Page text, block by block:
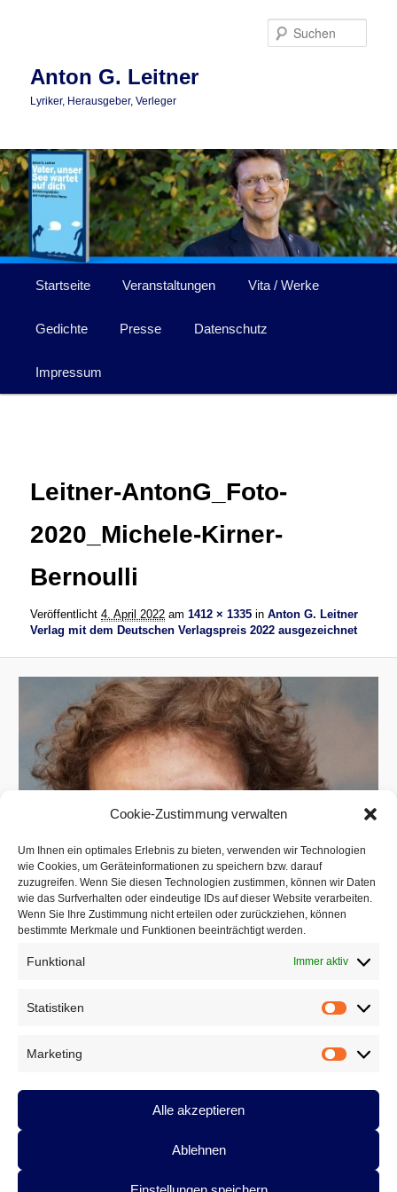
Cookie-Zustimmung verwalten
Um Ihnen ein optimales Erlebnis zu bieten, verwenden wir Technologien
wie Cookies, um Geräteinformationen zu speichern bzw. darauf
zuzugreifen. Wenn Sie diesen Technologien zustimmen, können wir Daten
wie das Surfverhalten oder eindeutige IDs auf dieser Website verarbeiten.
Wenn Sie Ihre Zustimmung nicht erteilen oder zurückziehen, können
bestimmte Merkmale und Funktionen beeinträchtigt werden.
Funktional Immer aktiv
Statistiken
Marketing
Marketing
Alle akzeptieren
Ablehnen
Anton G. Leitner
Lyriker, Herausgeber, Verleger
Startseite Veranstaltungen Vita / Werke
Gedichte Presse Datenschutz
Impressum
Leitner-AntonG_Foto-
2020_Michele-Kirner-
Bernoulli
Veröffentlicht4. April 2022 am1412 × 1335 inAnton G. Leitner
Verlag mit dem Deutschen Verlagspreis 2022 ausgezeichnet
ANTON G. LEITNER. FOTO: MICHÈLE KIRNER-BERNOULLI
Anton G. Leitner. Foto: Michèle Kirner-